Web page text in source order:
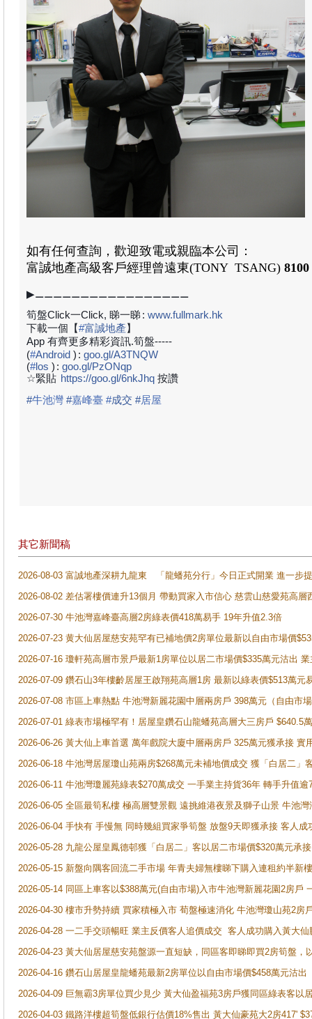
如有任何查詢，歡迎致電或親臨本公司：
富誠地產高級客戶經理曾遠東(TONY TSANG)
▶⚊⚊⚊⚊⚊⚊⚊⚊⚊⚊⚊⚊⚊⚊⚊⚊⚊
筍盤Click一Click, 睇一睇: www.fullmark.hk
下載一個【#富誠地產】
App 有齊更多精彩資訊.筍盤-----
(#Android ) : goo.gl/A3TNQW
(#los ) : goo.gl/PzONqp
☆緊貼 https://goo.gl/6nkJhq 按讚
#牛池灣 #嘉峰臺 #成交 #居屋
其它新聞稿
2026-08-03 富誠地產深耕九龍東 「龍蟠苑分行」今日正式開業 進一步
2026-08-02 差估署樓價連升13個月 帶動買家入市信心 慈雲山慈愛苑高層
2026-07-30 牛池灣嘉峰臺高層2房綠表價418萬易手 19年升值2.3倍
2026-07-23 黄大仙居屋慈安苑罕有已補地價2房單位最新以自由市場價
2026-07-16 瓊軒苑高層市景戶最新1房單位以居二市場價$335萬元沽出
2026-07-09 鑽石山3年樓齡居屋王啟翔苑高層1房 最新以綠表價$513萬元
2026-07-08 市區上車熱點 牛池灣新麗花園中層兩房戶 398萬元（自由市
2026-07-01 綠表市場極罕有！居屋皇鑽石山龍蟠苑高層大三房戶
2026-06-26 黃大仙上車首選 萬年戲院大廈中層兩房戶 325萬元獲承接 實
2026-06-18 牛池灣居屋瓊山苑兩房$268萬元未補地價成交 獲「白居二」
2026-06-11 牛池灣瓊麗苑綠表$270萬成交 一手業主持貨36年 轉手升值逾
2026-06-05 全區最筍私樓 極高層雙景觀 遠挑維港夜景及獅子山景 牛池
2026-06-04 手快有 手慢無 同時幾組買家爭筍盤 放盤9天即獲承接 客人
2026-05-28 九龍公屋皇鳳德邨獲「白居二」客以居二市場價$320萬元承接
2026-05-15 新盤向隅客回流二手市場 年青夫婦無樓睇下購入連租約半新
2026-05-14 同區上車客以$388萬元(自由市場)入市牛池灣新麗花園2房戶
2026-04-30 樓市升勢持續 買家積極入市 荀盤極速消化 牛池灣瓊山苑2房
2026-04-28 一二手交頭暢旺 業主反價客人追價成交 客人成功購入黃大
2026-04-23 黃大仙居屋慈安苑盤源一直短缺，同區客即睇即買2房筍盤，
2026-04-16 鑽石山居屋皇龍蟠苑最新2房單位以自由市場價$458萬元沽出
2026-04-09 巨無霸3房單位買少見少 黃大仙盈福苑3房戶獲同區綠表客以
2026-04-03 鐵路洋樓超筍盤低銀行估價18%售出 黃大仙豪苑大2房417'